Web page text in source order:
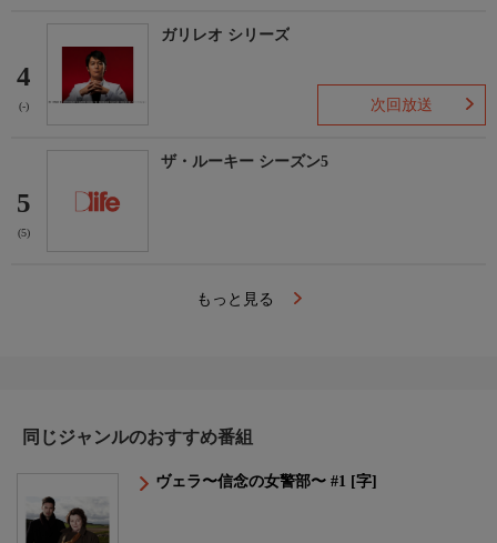
4
(-)
ガリレオ シリーズ
次回放送
5
(5)
ザ・ルーキー シーズン5
もっと見る
同じジャンルのおすすめ番組
ヴェラ〜信念の女警部〜 #1 [字]